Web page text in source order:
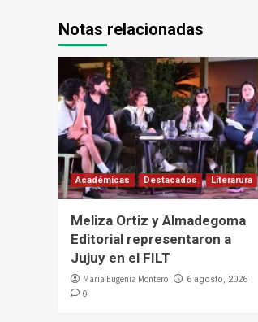
Notas relacionadas
Académicas Destacados Literarura
Meliza Ortiz y Almadegoma
Editorial representaron a
Jujuy en el FILT
Maria Eugenia Montero 6 agosto, 2026
0